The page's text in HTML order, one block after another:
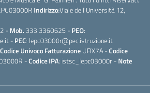
Indirizzo:Viale dell'Università 12,
- Mob.333.3360625 - PEO:
- PEC: lepc03000r@pec.istruzione.it
Codice Univoco FatturazioneUFIX7A -Codice
-Codice IPA: istsc_lepc03000r - Note